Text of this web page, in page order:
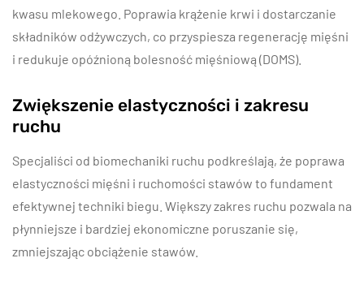
kwasu mlekowego. Poprawia krążenie krwi i dostarczanie
składników odżywczych, co przyspiesza regenerację mięśni
i redukuje opóźnioną bolesność mięśniową (DOMS).
Zwiększenie elastyczności i zakresu
ruchu
Specjaliści od biomechaniki ruchu podkreślają, że poprawa
elastyczności mięśni i ruchomości stawów to fundament
efektywnej techniki biegu. Większy zakres ruchu pozwala na
płynniejsze i bardziej ekonomiczne poruszanie się,
zmniejszając obciążenie stawów.